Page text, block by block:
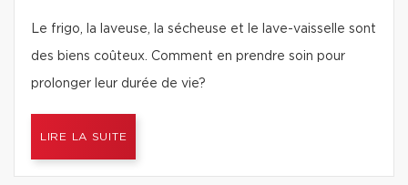
Le frigo, la laveuse, la sécheuse et le lave-vaisselle sont
des biens coûteux. Comment en prendre soin pour
prolonger leur durée de vie?
LIRE LA SUITE